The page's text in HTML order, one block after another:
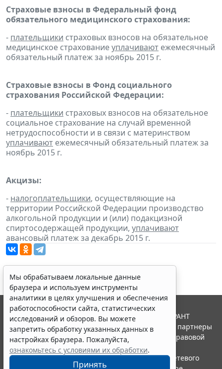
Страховые взносы в Федеральный фонд
обязательного медицинского страхования:
- плательщики страховых взносов на обязательное
медицинское страхованиеуплачивают ежемесячный
обязательный платеж за ноябрь 2015 г.
Страховые взносы в Фонд социального
страхования Российской Федерации:
- плательщики страховых взносов на обязательное
социальное страхование на случай временной
нетрудоспособности и в связи с материнством
уплачивают ежемесячный обязательный платеж за
ноябрь 2015 г.
Акцизы:
- налогоплательщики, осуществляющие на
территории Российской Федерации производство
алкогольной продукции и (или) подакцизной
спиртосодержащей продукции, уплачивают
авансовый платеж за декабрь 2015 г.
Мы обрабатываем локальные данные
браузера и используем инструменты
аналитики в целях улучшения и обеспечения
работоспособности сайта, статистических
исследований и обзоров. Вы можете
запретить обработку указанных данных в
настройках браузера. Пожалуйста,
ознакомьтесь с условиями их обработки.
Принять
© ООО "НПП "ГАРАНТ-СЕРВИС", 2026. Система ГАРАНТ
выпускается с 1990 года. Компания "Гарант" и ее партнеры
являются участниками Российской ассоциации правовой
информации ГАРАНТ.
Портал ГАРАНТ.РУ зарегистрирован в качестве сетевого